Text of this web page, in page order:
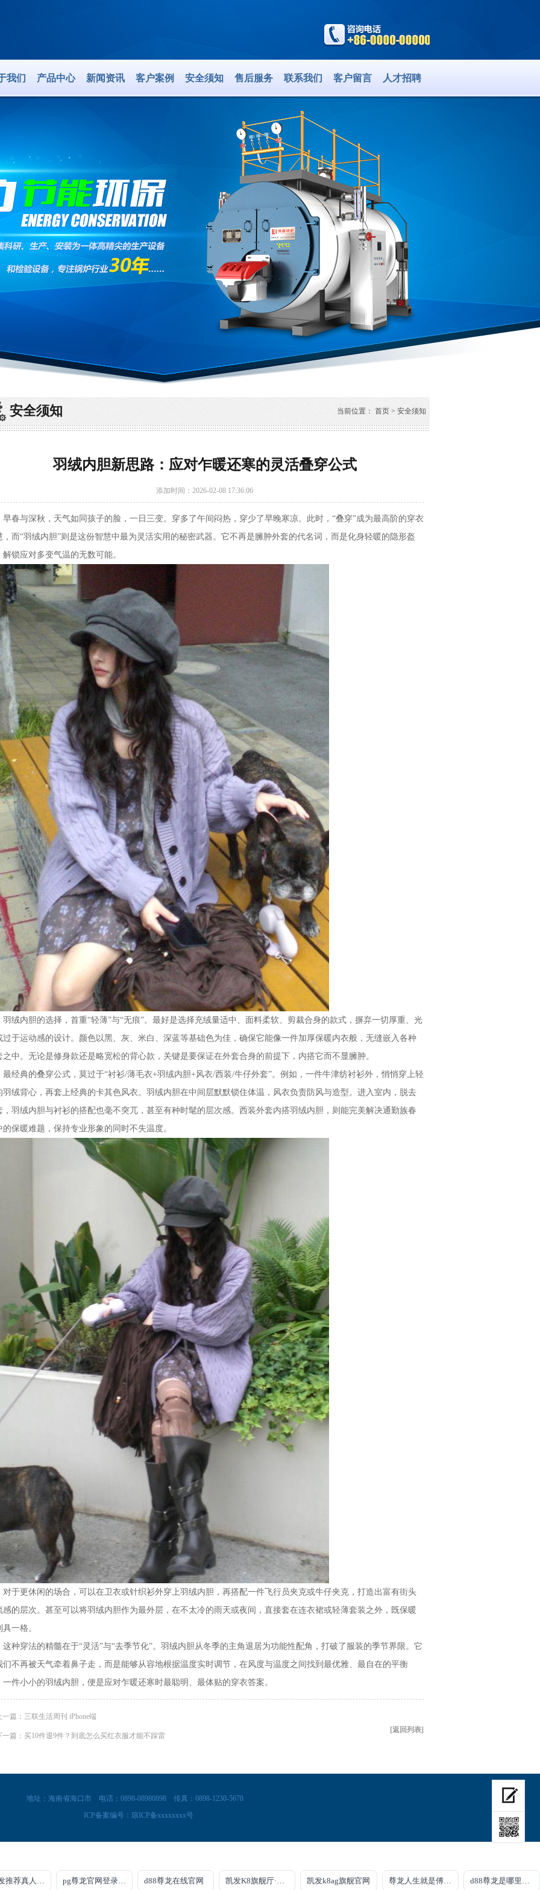
我们 产品中心 新闻资讯 客户案例 安全须知 售后服务 联系我们 客户留言 人才招聘
安全须知 当前位置： 首页 > 安全须知
羽绒内胆新思路：应对乍暖还寒的灵活叠穿公式
添加时间：2026-02-08 17:36:06
与深秋，天气如同孩子的脸，一日三变。穿多了午间闷热，穿少了早晚寒凉。此时，“叠穿”成为最高阶的穿衣
，而“羽绒内胆”则是这份智慧中最为灵活实用的秘密武器。它不再是臃肿外套的代名词，而是化身轻暖的隐形盔
解锁应对多变气温的无数可能。
内胆的选择，首重“轻薄”与“无痕”。最好是选择充绒量适中、面料柔软、剪裁合身的款式，摒弃一切厚重、光
过于运动感的设计。颜色以黑、灰、米白、深蓝等基础色为佳，确保它能像一件加厚保暖内衣般，无缝嵌入各种
之中。无论是修身款还是略宽松的背心款，关键是要保证在外套合身的前提下，内搭它而不显臃肿。
典的叠穿公式，莫过于“衬衫/薄毛衣+羽绒内胆+风衣/西装/牛仔外套”。例如，一件牛津纺衬衫外，悄悄穿上轻
羽绒背心，再套上经典的卡其色风衣。羽绒内胆在中间层默默锁住体温，风衣负责防风与造型。进入室内，脱去
，羽绒内胆与衬衫的搭配也毫不突兀，甚至有种时髦的层次感。西装外套内搭羽绒内胆，则能完美解决通勤族春
的保暖难题，保持专业形象的同时不失温度。
更休闲的场合，可以在卫衣或针织衫外穿上羽绒内胆，再搭配一件飞行员夹克或牛仔夹克，打造出富有街头
感的层次。甚至可以将羽绒内胆作为最外层，在不太冷的雨天或夜间，直接套在连衣裙或轻薄套装之外，既保暖
一格。
穿法的精髓在于“灵活”与“去季节化”。羽绒内胆从冬季的主角退居为功能性配角，打破了服装的季节界限。它
们不再被天气牵着鼻子走，而是能够从容地根据温度实时调节，在风度与温度之间找到最优雅、最自在的平衡
一件小小的羽绒内胆，便是应对乍暖还寒时最聪明、最体贴的穿衣答案。
一篇：三联生活周刊 iPhone端
一篇：买10件退9件？到底怎么买红衣服才能不踩雷
[返回列表]
地址：海南省海口市 电话：0898-08980898
传真：0898-1230-5678
ICP备案编号： 琼ICP备xxxxxxxx号
k8凯发推荐真人手机版 pg尊龙官网登录入口 d88尊龙在线官网 凯发K8旗舰厅·官网 凯发k8ag旗舰官网 尊龙人生就是傅官网 d88尊龙是哪里的平台